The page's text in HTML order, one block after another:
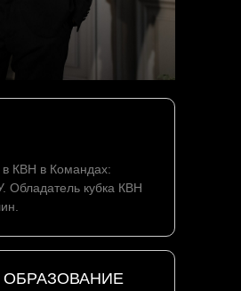
в КВН в Командах:
Обладатель кубка КВН